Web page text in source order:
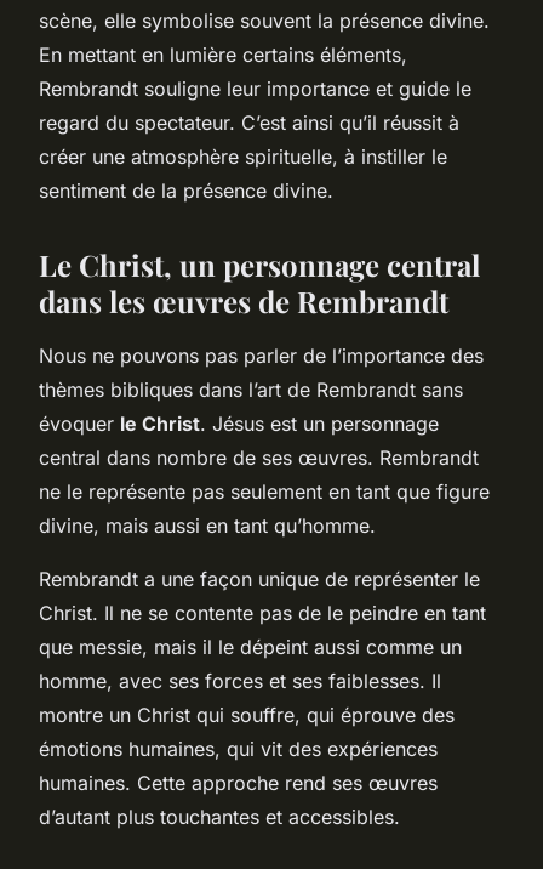
scène, elle symbolise souvent la présence divine.
En mettant en lumière certains éléments,
Rembrandt souligne leur importance et guide le
regard du spectateur. C’est ainsi qu’il réussit à
créer une atmosphère spirituelle, à instiller le
sentiment de la présence divine.
Le Christ, un personnage central
dans les œuvres de Rembrandt
Nous ne pouvons pas parler de l’importance des
thèmes bibliques dans l’art de Rembrandt sans
évoquer le Christ. Jésus est un personnage
central dans nombre de ses œuvres. Rembrandt
ne le représente pas seulement en tant que figure
divine, mais aussi en tant qu’homme.
Rembrandt a une façon unique de représenter le
Christ. Il ne se contente pas de le peindre en tant
que messie, mais il le dépeint aussi comme un
homme, avec ses forces et ses faiblesses. Il
montre un Christ qui souffre, qui éprouve des
émotions humaines, qui vit des expériences
humaines. Cette approche rend ses œuvres
d’autant plus touchantes et accessibles.